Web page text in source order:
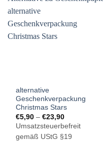
alternative
Geschenkverpackung
Christmas Stars
€5,90 –€23,90Preisspanne:
€5,90
bis
€23,90
Umsatzsteuerbefreit
gemäß UStG §19